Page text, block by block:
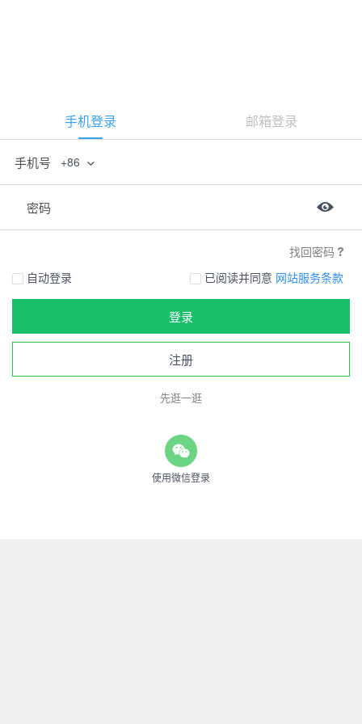
手机登录 邮箱登录
手机号 +86
密码
找回密码
自动登录
已阅读并同意 网站服务条款
登录
注册
先逛一逛
使用微信登录